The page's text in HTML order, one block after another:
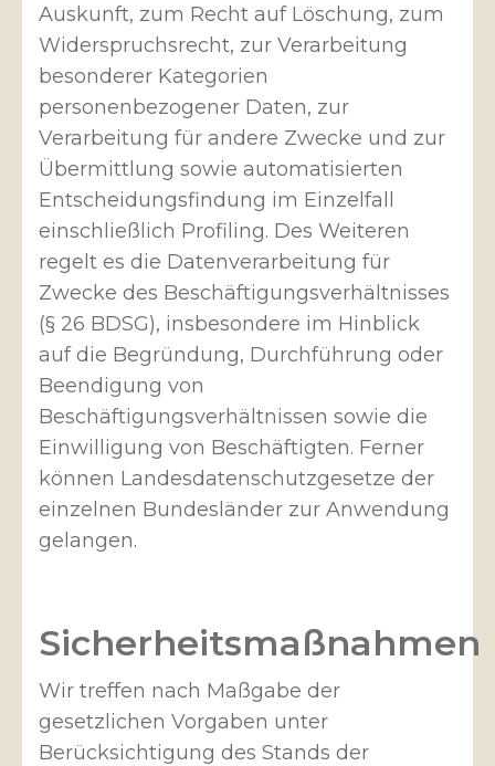
Auskunft, zum Recht auf Löschung, zum
Widerspruchsrecht, zur Verarbeitung
besonderer Kategorien
personenbezogener Daten, zur
Verarbeitung für andere Zwecke und zur
Übermittlung sowie automatisierten
Entscheidungsfindung im Einzelfall
einschließlich Profiling. Des Weiteren
regelt es die Datenverarbeitung für
Zwecke des Beschäftigungsverhältnisses
(§ 26 BDSG), insbesondere im Hinblick
auf die Begründung, Durchführung oder
Beendigung von
Beschäftigungsverhältnissen sowie die
Einwilligung von Beschäftigten. Ferner
können Landesdatenschutzgesetze der
einzelnen Bundesländer zur Anwendung
gelangen.
Sicherheitsmaßnahmen
Wir treffen nach Maßgabe der
gesetzlichen Vorgaben unter
Berücksichtigung des Stands der